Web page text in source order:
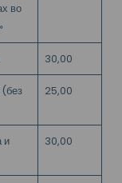
во
30,00
25,00
и
30,00